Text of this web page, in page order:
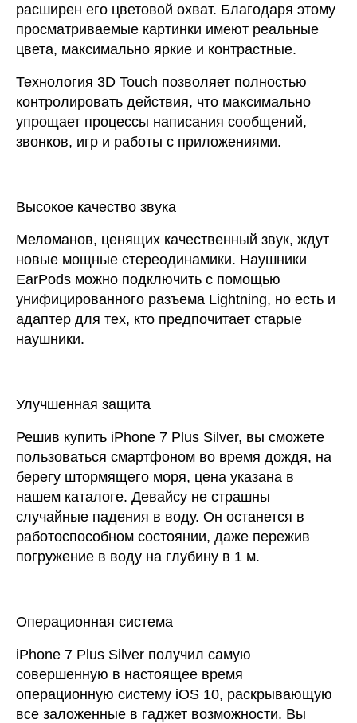
расширен его цветовой охват. Благодаря этому
просматриваемые картинки имеют реальные
цвета, максимально яркие и контрастные.
Технология 3D Touch позволяет полностью
контролировать действия, что максимально
упрощает процессы написания сообщений,
звонков, игр и работы с приложениями.
Высокое качество звука
Меломанов, ценящих качественный звук, ждут
новые мощные стереодинамики. Наушники
EarPods можно подключить с помощью
унифицированного разъема Lightning, но есть и
адаптер для тех, кто предпочитает старые
наушники.
Улучшенная защита
Решив купить iPhone 7 Plus Silver, вы сможете
пользоваться смартфоном во время дождя, на
берегу штормящего моря, цена указана в
нашем каталоге. Девайсу не страшны
случайные падения в воду. Он останется в
работоспособном состоянии, даже пережив
погружение в воду на глубину в 1 м.
Операционная система
iPhone 7 Plus Silver получил самую
совершенную в настоящее время
операционную систему iOS 10, раскрывающую
все заложенные в гаджет возможности. Вы